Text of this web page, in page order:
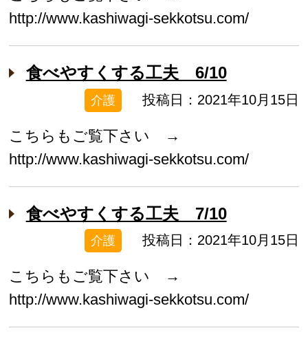
http://www.kashiwagi-sekkotsu.com/
食べやすくする工夫 6/10
介護 投稿日：2021年10月15日
こちらもご覧下さい →
http://www.kashiwagi-sekkotsu.com/
食べやすくする工夫 7/10
介護 投稿日：2021年10月15日
こちらもご覧下さい →
http://www.kashiwagi-sekkotsu.com/